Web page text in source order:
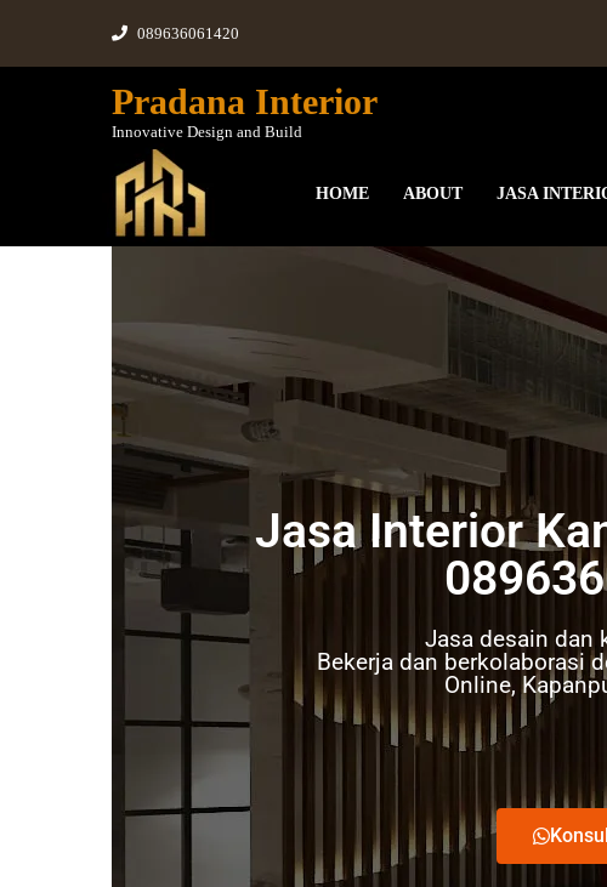
089636061420
Pradana Interior
Innovative Design and Build
HOME ABOUT JASA
Jasa Interior Kantor Burza
September 17, 2023 No Comments
Jasa Interior
Jasa desain dan
Bekerja dan berkolaborasi
Online,